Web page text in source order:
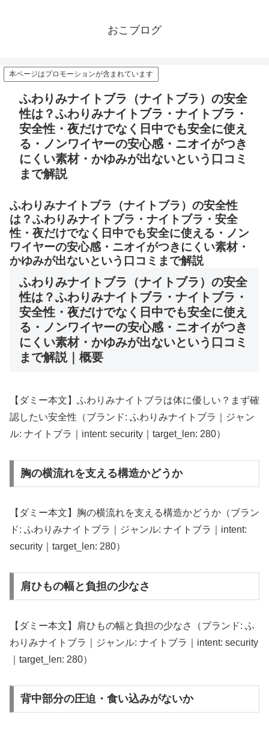
おこブログ
本ページはプロモーションが含まれています
ふわりみナイトブラ（ナイトブラ）の安全
性は？ふわりみナイトブラ・ナイトブラ・
安全性・夜だけでなく日中でも安全に使え
る・ノンワイヤーの安心感・ニオイがつき
にくい素材・かゆみが出ないという口コミ
まで解説
ふわりみナイトブラ（ナイトブラ）の安全性
は？ふわりみナイトブラ・ナイトブラ・安全
性・夜だけでなく日中でも安全に使える・ノン
ワイヤーの安心感・ニオイがつきにくい素材・
かゆみが出ないという口コミまで解説
ふわりみナイトブラ（ナイトブラ）の安全
性は？ふわりみナイトブラ・ナイトブラ・
安全性・夜だけでなく日中でも安全に使え
る・ノンワイヤーの安心感・ニオイがつき
にくい素材・かゆみが出ないという口コミ
まで解説｜概要
【ダミー本文】ふわりみナイトブラは体に優しい？まず確
認したい安全性（ブランド: ふわりみナイトブラ｜ジャン
ル: ナイトブラ｜intent: security｜target_len: 280）
胸の横流れを支える構造かどうか
【ダミー本文】胸の横流れを支える構造かどうか（ブラン
ド: ふわりみナイトブラ｜ジャンル: ナイトブラ｜intent:
security｜target_len: 280）
肩ひもの幅と負担の少なさ
【ダミー本文】肩ひもの幅と負担の少なさ（ブランド: ふ
わりみナイトブラ｜ジャンル: ナイトブラ｜intent: security
｜target_len: 280）
背中部分の圧迫・食い込みがないか